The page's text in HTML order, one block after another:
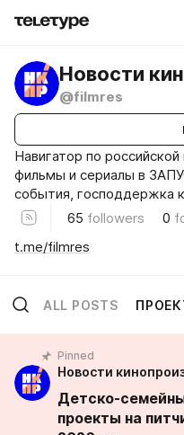
Новости
@filmres
Навигатор по
фильмы и сериалы в
события, господдержка
65 followers 0
t.me/filmres
ALL POSTS
Pinned
Новости
Детско-
проекты на